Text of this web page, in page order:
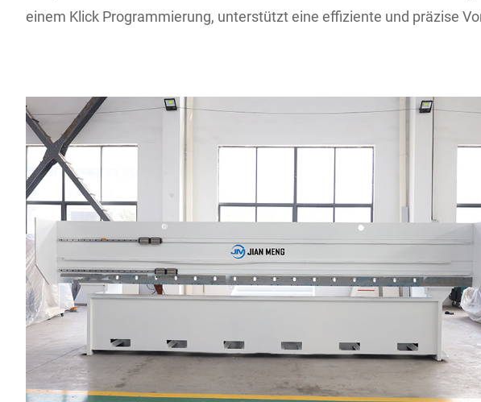
einem Klick Programmierung, unterstützt eine effiziente und präzise